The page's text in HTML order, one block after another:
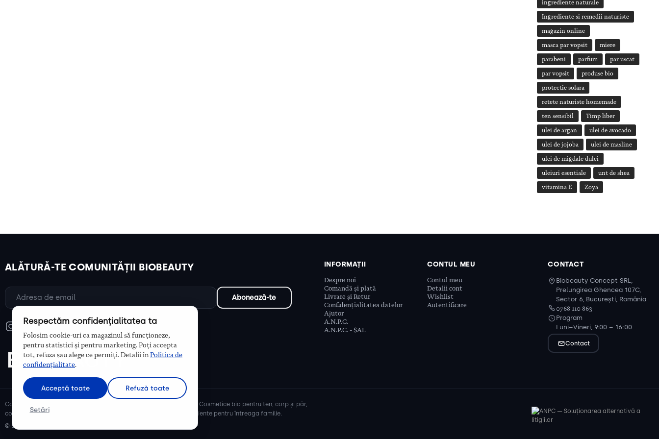
ingrediente naturale
Ingrediente si remedii naturiste
magazin online
masca par vopsit miere
parabeni parfum par uscat
par vopsit produse bio
protectie solara
retete naturiste homemade
ten sensibil Timp liber
ulei de argan ulei de avocado
ulei de jojoba ulei de masline
ulei de migdale dulci
uleiuri esentiale unt de shea
vitamina E Zoya
ALĂTURĂ-TE COMUNITĂȚII BIOBEAUTY INFORMAȚII
Despre noi
Comandă și plată
Livrare și Retur
Confidențialitatea datelor
Ajutor
A.N.P.C.
A.N.P.C. - SAL
CONTUL MEU
Contul meu
Detalii cont
Wishlist
Autentificare
CONTACT
Biobeauty Concept SRL,
Prelungirea Ghencea 107C,
Sector 6, București, România
0768 110 863
Program
Luni–Vineri, 9:00 – 16:00
Contact
Cosmetice bio și naturale, ulei de argan, ulei de cocos, unt de shea. Cosmetice bio pentru ten, corp și păr,
cosmetice naturale pentru mămici și copii, cosmetice organice eficiente pentru întreaga familie.
© Biobeauty 2026. Toate drepturile rezervate.
Respectăm confidențialitatea ta
Folosim cookie-uri ca magazinul să funcționeze,
pentru statistici și pentru marketing. Poți accepta
tot, refuza sau alege ce permiți. Detalii înPolitica de
confidențialitate.
Acceptă toate Refuză toate
Setări